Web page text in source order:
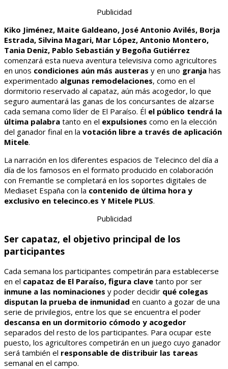
Publicidad
Kiko Jiménez, Maite Galdeano, José Antonio Avilés, Borja
Estrada, Silvina Magari, Mar López, Antonio Montero,
Tania Deniz, Pablo Sebastián y Begoña Gutiérrez
comenzará esta nueva aventura televisiva como agricultores
en unos condiciones aún más austeras y en uno granja has
experimentado algunas remodelaciones, como en el
dormitorio reservado al capataz, aún más acogedor, lo que
seguro aumentará las ganas de los concursantes de alzarse
cada semana como líder de El Paraíso. Él el público tendrá la
última palabra tanto en el expulsiones como en la elección
del ganador final en la votación libre a través de aplicación
Mitele.
La narración en los diferentes espacios de Telecinco del día a
día de los famosos en el formato producido en colaboración
con Fremantle se completará en los soportes digitales de
Mediaset España con la contenido de última hora y
exclusivo en telecinco.es Y Mitele PLUS.
Publicidad
Ser capataz, el objetivo principal de los
participantes
Cada semana los participantes competirán para establecerse
en el capataz de El Paraíso, figura clave tanto por ser
inmune a las nominaciones y poder decidir qué colegas
disputan la prueba de inmunidad en cuanto a gozar de una
serie de privilegios, entre los que se encuentra el poder
descansa en un dormitorio cómodo y acogedor
separados del resto de los participantes. Para ocupar este
puesto, los agricultores competirán en un juego cuyo ganador
será también el responsable de distribuir las tareas
semanal en el campo.